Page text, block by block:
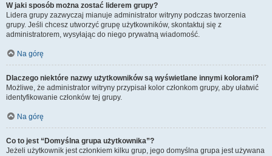
W jaki sposób można zostać liderem grupy?
Lidera grupy zazwyczaj mianuje administrator witryny podczas tworzenia
grupy. Jeśli chcesz utworzyć grupę użytkowników, skontaktuj się z
administratorem, wysyłając do niego prywatną wiadomość.
Na górę
Dlaczego niektóre nazwy użytkowników są wyświetlane innymi kolorami?
Możliwe, że administrator witryny przypisał kolor członkom grupy, aby ułatwić
identyfikowanie członków tej grupy.
Na górę
Co to jest “Domyślna grupa użytkownika”?
Jeżeli użytkownik jest członkiem kilku grup, jego domyślna grupa jest używana